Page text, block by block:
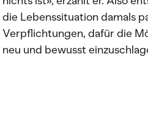
die Lebenssituation damals
Verpflichtungen, dafür die
neu und bewusst